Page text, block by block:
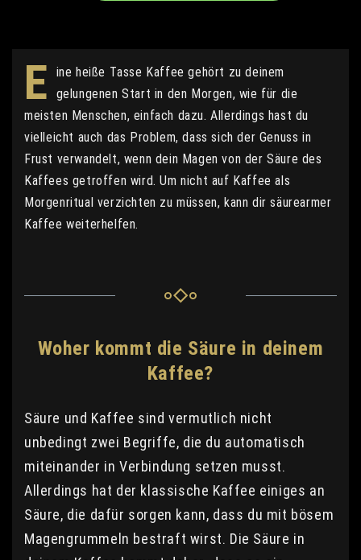
E
ine heiße Tasse Kaffee gehört zu deinem
gelungenen Start in den Morgen, wie für die
meisten Menschen, einfach dazu. Allerdings hast du
vielleicht auch das Problem, dass sich der Genuss in
Frust verwandelt, wenn dein Magen von der Säure des
Kaffees getroffen wird. Um nicht auf Kaffee als
Morgenritual verzichten zu müssen, kann dir säurearmer
Kaffee weiterhelfen.
Woher kommt die Säure in deinem
Kaffee?
Säure und Kaffee sind vermutlich nicht
unbedingt zwei Begriffe, die du automatisch
miteinander in Verbindung setzen musst.
Allerdings hat der klassische Kaffee einiges an
Säure, die dafür sorgen kann, dass du mit bösem
Magengrummeln bestraft wirst. Die Säure in